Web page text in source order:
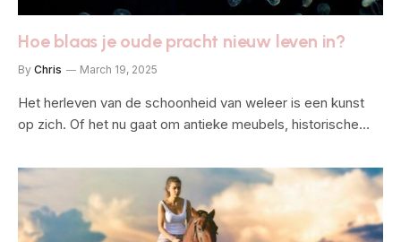
Hoe blaas je oude pracht nieuw leven in?
By Chris March 19, 2025
Het herleven van de schoonheid van weleer is een kunst
op zich. Of het nu gaat om antieke meubels, historische…